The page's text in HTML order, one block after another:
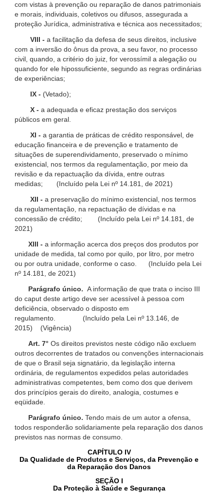
com vistas à prevenção ou reparação de danos patrimoniais
e morais, individuais, coletivos ou difusos, assegurada a
proteção Jurídica, administrativa e técnica aos necessitados;
VIII - a facilitação da defesa de seus direitos, inclusive
com a inversão do ônus da prova, a seu favor, no processo
civil, quando, a critério do juiz, for verossímil a alegação ou
quando for ele hipossuficiente, segundo as regras ordinárias
de experiências;
IX - (Vetado);
X - a adequada e eficaz prestação dos serviços
públicos em geral.
XI - a garantia de práticas de crédito responsável, de
educação financeira e de prevenção e tratamento de
situações de superendividamento, preservado o mínimo
existencial, nos termos da regulamentação, por meio da
revisão e da repactuação da dívida, entre outras
medidas; (Incluído pela Lei nº 14.181, de 2021)
XII - a preservação do mínimo existencial, nos termos
da regulamentação, na repactuação de dívidas e na
concessão de crédito; (Incluído pela Lei nº 14.181, de
2021)
XIII - a informação acerca dos preços dos produtos por
unidade de medida, tal como por quilo, por litro, por metro
ou por outra unidade, conforme o caso. (Incluído pela Lei
nº 14.181, de 2021)
Parágrafo único. A informação de que trata o inciso III
do caput deste artigo deve ser acessível à pessoa com
deficiência, observado o disposto em
regulamento. (Incluído pela Lei nº 13.146, de
2015) (Vigência)
Art. 7° Os direitos previstos neste código não excluem
outros decorrentes de tratados ou convenções internacionais
de que o Brasil seja signatário, da legislação interna
ordinária, de regulamentos expedidos pelas autoridades
administrativas competentes, bem como dos que derivem
dos princípios gerais do direito, analogia, costumes e
eqüidade.
Parágrafo único. Tendo mais de um autor a ofensa,
todos responderão solidariamente pela reparação dos danos
previstos nas normas de consumo.
CAPÍTULO IV
Da Qualidade de Produtos e Serviços, da Prevenção e
da Reparação dos Danos
SEÇÃO I
Da Proteção à Saúde e Segurança